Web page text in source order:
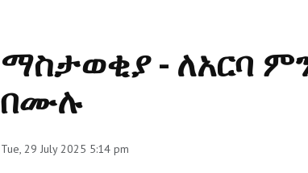
ማስታወቂያ - ለአርባ
በሙሉ
Tue, 29 July 2025 5:14 pm